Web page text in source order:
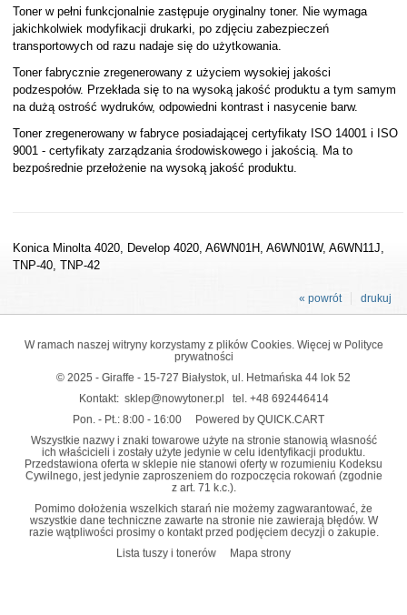
Toner w pełni funkcjonalnie zastępuje oryginalny toner. Nie wymaga
jakichkolwiek modyfikacji drukarki, po zdjęciu zabezpieczeń
transportowych od razu nadaje się do użytkowania.
Toner fabrycznie zregenerowany z użyciem wysokiej jakości
podzespołów. Przekłada się to na wysoką jakość produktu a tym samym
na dużą ostrość wydruków, odpowiedni kontrast i nasycenie barw.
Toner zregenerowany w fabryce posiadającej certyfikaty ISO 14001 i ISO
9001 - certyfikaty zarządzania środowiskowego i jakością. Ma to
bezpośrednie przełożenie na wysoką jakość produktu.
Konica Minolta 4020, Develop 4020, A6WN01H, A6WN01W, A6WN11J,
TNP-40, TNP-42
drukuj
« powrót
W ramach naszej witryny korzystamy z plików Cookies. Więcej w Polityce
prywatności
© 2025 - Giraffe - 15-727 Białystok, ul. Hetmańska 44 lok 52
Kontakt: sklep@nowytoner.pl tel. +48 692446414
Pon. - Pt.: 8:00 - 16:00
Powered by QUICK.CART
Wszystkie nazwy i znaki towarowe użyte na stronie stanowią własność
ich właścicieli i zostały użyte jedynie w celu identyfikacji produktu.
Przedstawiona oferta w sklepie nie stanowi oferty w rozumieniu Kodeksu
Cywilnego, jest jedynie zaproszeniem do rozpoczęcia rokowań (zgodnie
z art. 71 k.c.).
Pomimo dołożenia wszelkich starań nie możemy zagwarantować, że
wszystkie dane techniczne zawarte na stronie nie zawierają błędów. W
razie wątpliwości prosimy o kontakt przed podjęciem decyzji o zakupie.
Lista tuszy i tonerów
Mapa strony